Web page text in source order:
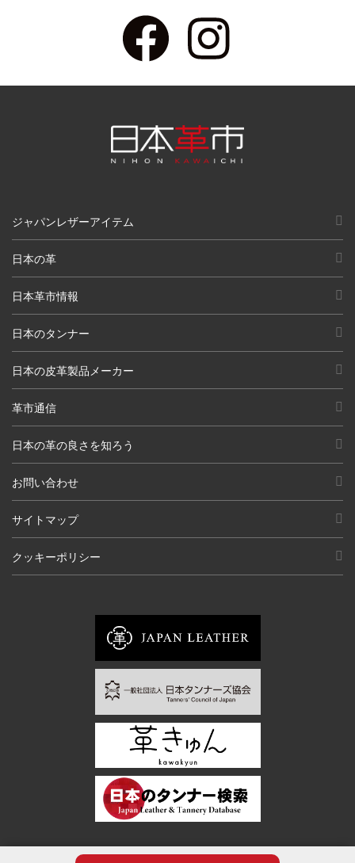
ジャパンレザーアイテム
日本の革
日本革市情報
日本のタンナー
日本の皮革製品メーカー
革市通信
日本の革の良さを知ろう
お問い合わせ
サイトマップ
クッキーポリシー